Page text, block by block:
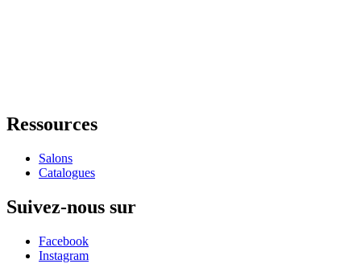
Ressources
Salons
Catalogues
Suivez-nous sur
Facebook
Instagram